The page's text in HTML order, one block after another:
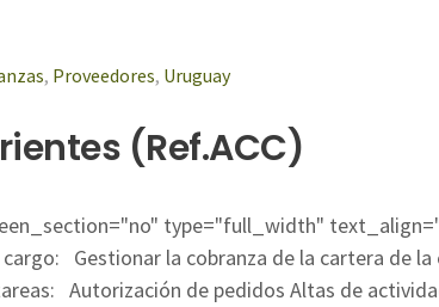
, Proveedores, Uruguay
(Ref.ACC)
type="full_width"
Gestionar la cobranza de la cartera de
Autorización de pedidos Altas de